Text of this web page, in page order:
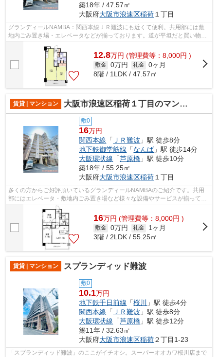
築18年 / 47.57㎡
大阪府大阪市浪速区稲荷 １丁目
グランディールNAMBA：関西本線ＪＲ難波にも近くて便利。共用部には敷
地内ごみ置き場・エレベータなどが揃っております。道が平坦だと買い物も
快適にできますね。魅力的な駅近の物件で...
12.8万円 (管理費等：8,000円 )
敷金 0万円 礼金 0ヶ月
8階 / 1LDK / 47.57㎡
賃貸 | マンション 大阪市浪速区稲荷１丁目のマンション
敷0
16万円
関西本線 「 ＪＲ難波 」駅 徒歩8分
地下鉄御堂筋線 「なんば」駅 徒歩14分
大阪環状線 「芦原橋 」駅 徒歩10分
築18年 / 55.25㎡
大阪府大阪市浪速区稲荷 １丁目
多くの方からご好評頂いているグランディールNAMBAのご紹介です。共用
部にはエレベータ・敷地内ごみ置き場など様々な設備やサービスが揃ってい
るので便利です。お洒落で素敵な外観タイ...
16万円 (管理費等：8,000円 )
敷金 0万円 礼金
1ヶ月
3階 / 2LDK / 55.25㎡
賃貸 | マンション スプランディッド難波
敷0
10.1万円
地下鉄千日前線 「桜川
」駅 徒歩4分
関西本線 「 ＪＲ難波 」駅 徒歩8分
大阪環状線 「芦原橋 」駅 徒歩12分
築11年 / 32.63㎡
大阪府大阪市浪速区稲荷２丁目1-23
「スプランディッド難波」のここがイチオシ。スーパーオオカワ桜川店まで